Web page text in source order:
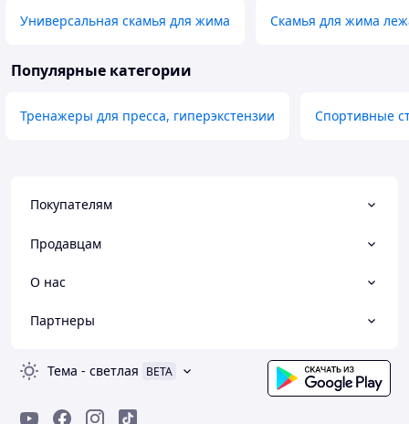
Универсальная скамья для жима Скамья для жима
Популярные категории
Тренажеры для пресса, гиперэкстензии Спортивные
Покупателям
Продавцам
О нас
Партнеры
Тема - светлая BETA